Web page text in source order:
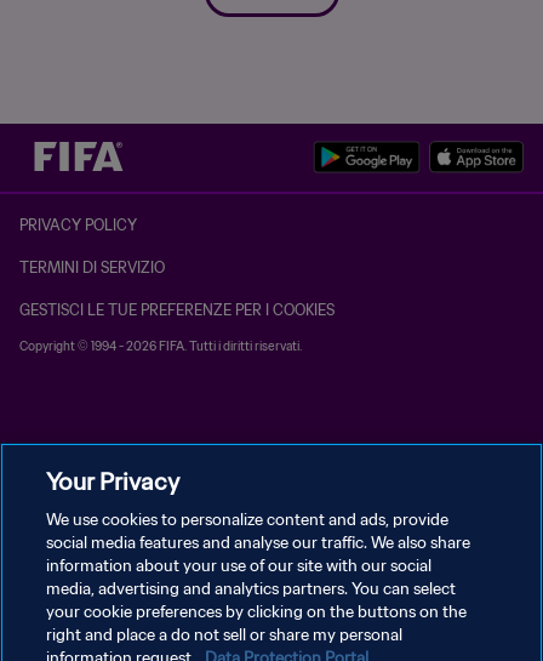
PRIVACY POLICY
TERMINI DI SERVIZIO
GESTISCI LE TUE PREFERENZE PER I COOKIES
Copyright © 1994 - 2026 FIFA. Tutti i diritti riservati.
Your Privacy
We use cookies to personalize content and ads, provide
social media features and analyse our traffic. We also share
information about your use of our site with our social
media, advertising and analytics partners. You can select
your cookie preferences by clicking on the buttons on the
right and place a do not sell or share my personal